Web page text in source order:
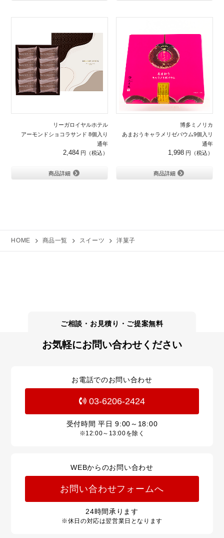
リーガロイヤルホテル
アーモンドショコラサンド 8個入り
通年
2,484
商品詳細
博多ミノリカ
あまおうキャラメリゼバウム9個入リ
通年
1,998
商品詳細
HOME 商品一覧 スイーツ 洋菓子
お気軽にお問い合わせください
お電話でのお問い合わせ
03-6206-2424
受付時間 平日9:00～18:00
※12:00～13:00を除く
WEBからのお問い合わせ
お問い合わせフォームへ
24時間承ります
※休日の対応は翌営業日となります